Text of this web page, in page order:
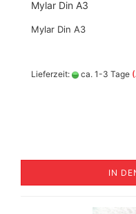
Mylar Din A3
Mylar Din A3
Lieferzeit: ca. 1-3 Tage
IN